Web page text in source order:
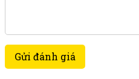
Gửi đánh giá